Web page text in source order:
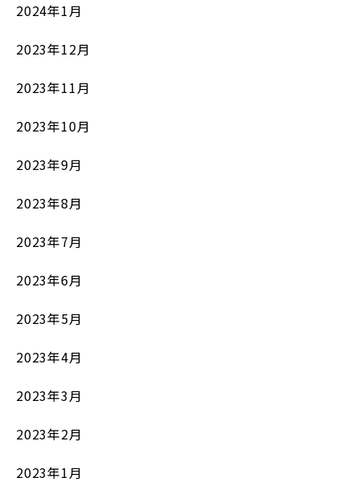
2024年1月
2023年12月
2023年11月
2023年10月
2023年9月
2023年8月
2023年7月
2023年6月
2023年5月
2023年4月
2023年3月
2023年2月
2023年1月